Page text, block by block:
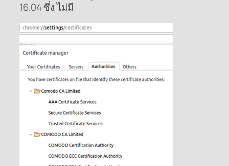
16.04 ซึ่ง ไม่มี